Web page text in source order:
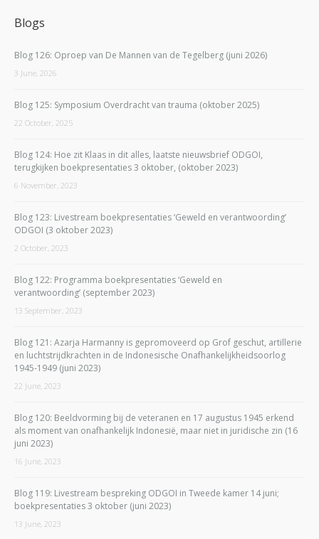
Blogs
Blog 126: Oproep van De Mannen van de Tegelberg (juni 2026)
3 June, 2026
Blog 125: Symposium Overdracht van trauma (oktober 2025)
22 October, 2025
Blog 124: Hoe zit Klaas in dit alles, laatste nieuwsbrief ODGOI,
terugkijken boekpresentaties 3 oktober, (oktober 2023)
6 November, 2023
Blog 123: Livestream boekpresentaties ‘Geweld en verantwoording’
ODGOI (3 oktober 2023)
2 October, 2023
Blog 122: Programma boekpresentaties ‘Geweld en
verantwoording’ (september 2023)
13 September, 2023
Blog 121: Azarja Harmanny is gepromoveerd op Grof geschut, artillerie
en luchtstrijdkrachten in de Indonesische Onafhankelijkheidsoorlog
1945-1949 (juni 2023)
22 June, 2023
Blog 120: Beeldvorming bij de veteranen en 17 augustus 1945 erkend
als moment van onafhankelijk Indonesië, maar niet in juridische zin (16
juni 2023)
16 June, 2023
Blog 119: Livestream bespreking ODGOI in Tweede kamer 14 juni;
boekpresentaties 3 oktober (juni 2023)
13 June, 2023